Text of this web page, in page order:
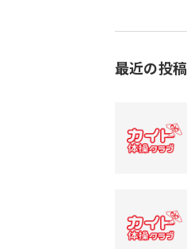
最近の投稿